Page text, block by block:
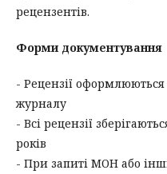
рецензентів.
Форми документування
- Рецензії
журналу
- Всі рецензії
років
- При запиті МОН або